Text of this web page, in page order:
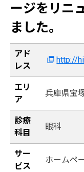
ージをリニ
ました。
アド
レス
http://
エリ
ア
兵庫県宝
診療
科目
眼科
サー
ビス
ホームペ